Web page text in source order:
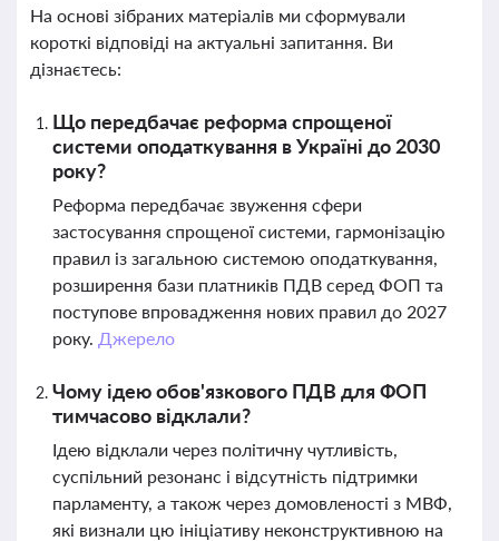
На основі зібраних матеріалів ми сформували
короткі відповіді на актуальні запитання. Ви
дізнаєтесь:
Що передбачає реформа спрощеної
системи оподаткування в Україні до 2030
року?
Реформа передбачає звуження сфери
застосування спрощеної системи, гармонізацію
правил із загальною системою оподаткування,
розширення бази платників ПДВ серед ФОП та
поступове впровадження нових правил до 2027
року. Джерело
Чому ідею обов'язкового ПДВ для ФОП
тимчасово відклали?
Ідею відклали через політичну чутливість,
суспільний резонанс і відсутність підтримки
парламенту, а також через домовленості з МВФ,
які визнали цю ініціативу неконструктивною на